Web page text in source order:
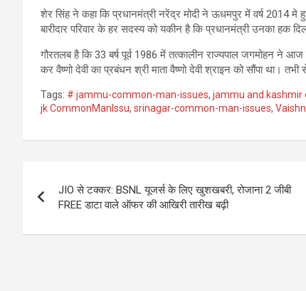
शेर सिंह ने कहा कि प्रधानमंत्री नरेंद्र मोदी ने ऊधमपुर में वर्ष 2014 मे
बारीदार परिवार के हर सदस्य को यकीन है कि प्रधानमंत्री उनका हक
गौरतलब है कि 33 बर्ष पूर्व 1986 में तत्कालीन राज्यपाल जगमोहन ने आज
कर वैष्णो देवी का प्रबंधन श्री माता वैष्णो देवी श्राइन को सौंपा था।
Tags: # jammu-common-man-issues, jammu and
jk CommonManIssu, srinagar-common-man-issues,
navigation
JIO से टक्कर: BSNL यूजर्स के लिए खुशखबरी, रोजाना 2 जीबी
FREE डाटा वाले ऑफर की आखिरी तारीख बढ़ी